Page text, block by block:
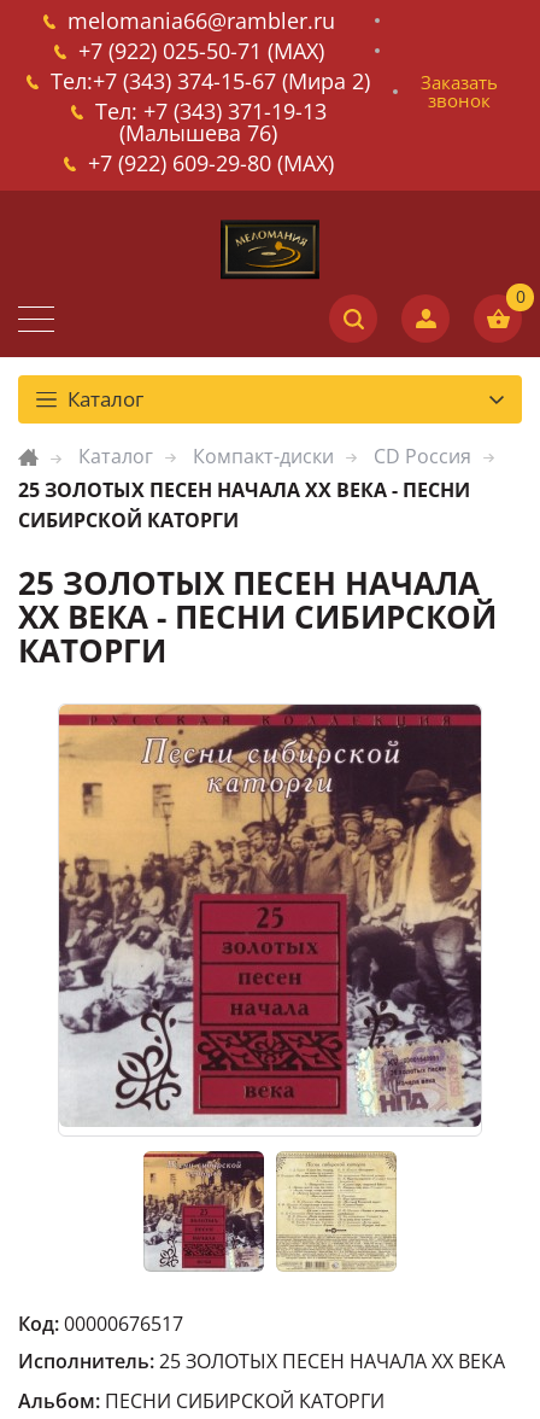
melomania66@rambler.ru
+7 (922) 025-50-71 (MAX)
Тел:+7 (343) 374-15-67 (Мира 2)
Тел: +7 (343) 371-19-13
(Малышева 76)
+7 (922) 609-29-80 (MAX)
Заказать
звонок
Каталог
Каталог Компакт-диски
CD Россия
25 ЗОЛОТЫХ ПЕСЕН НАЧАЛА XX ВЕКА - ПЕСНИ
СИБИРСКОЙ КАТОРГИ
25 ЗОЛОТЫХ ПЕСЕН НАЧАЛА
XX ВЕКА - ПЕСНИ СИБИРСКОЙ
КАТОРГИ
Код:00000676517
Исполнитель:25 ЗОЛОТЫХ ПЕСЕН НАЧАЛА XX ВЕКА
Альбом: ПЕСНИ СИБИРСКОЙ КАТОРГИ